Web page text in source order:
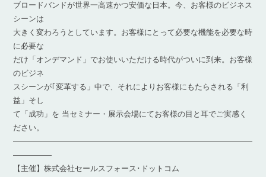
ブロードバンドが世界一高速かつ安価な日本。今、お客様のビジネス
シーンは
大きく変わろうとしています。お客様にとって必要な機能を必要な時
に必要な
だけ「オンデマンド」でお使いいただける時代がついに到来。お客様
のビジネ
スシーンが｢変革する」中で、それによりお客様にもたらされる「利
益」そし
て「成功」を 当セミナー・展示会場にてお客様の目と耳でご実感く
ださい。
―――――――――――――――――――――――――――――――
―――――
【主催】株式会社セールスフォース･ドットコム